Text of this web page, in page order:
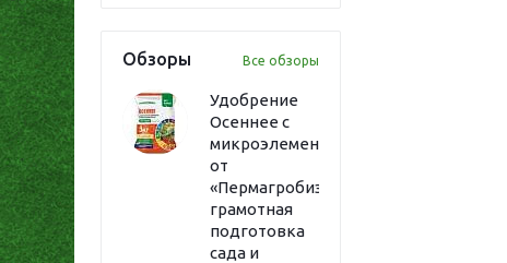
Обзоры Все обзоры
Удобрение
Осеннее с
микроэлементами
от
«Пермагробизнес»:
грамотная
подготовка
сада и